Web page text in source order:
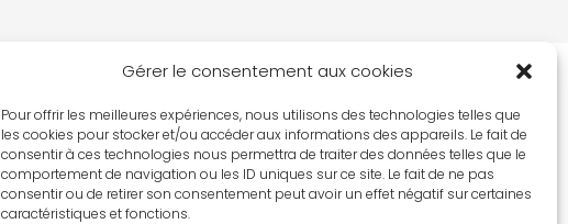
Gérer le consentement aux cookies
Pour offrir les meilleures expériences, nous utilisons des technologies telles que
les cookies pour stocker et/ou accéder aux informations des appareils. Le fait de
consentir à ces technologies nous permettra de traiter des données telles que le
comportement de navigation ou les ID uniques sur ce site. Le fait de ne pas
consentir ou de retirer son consentement peut avoir un effet négatif sur certaines
caractéristiques et fonctions.